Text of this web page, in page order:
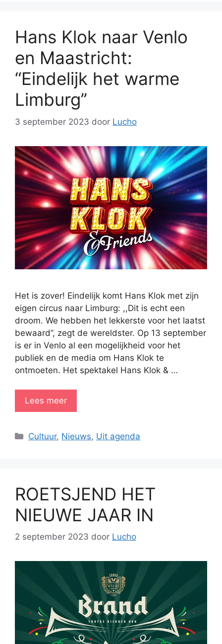
Hans Klok naar Venlo
en Maastricht:
“Eindelijk het warme
Limburg’’
3 september 2023 door Lucho
Het is zover! Eindelijk komt Hans Klok met zijn
eigen circus naar Limburg: ,,Dit is echt een
droom. We hebben het lekkerste voor het laatst
bewaard’’, zegt de wereldster. Op 13 september
is er in Venlo al een mogelijkheid voor het
publiek en de media om Hans Klok te
ontmoeten. Het spektakel Hans Klok & …
Lees meer
Categorieën
Cultuur, Nieuws, Uit agenda
ROETSJEND HET
NIEUWE JAAR IN
2 september 2023 door Lucho